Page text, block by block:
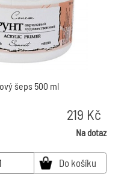
šeps 500 ml
219 Kč
Na dotaz
Do košíku